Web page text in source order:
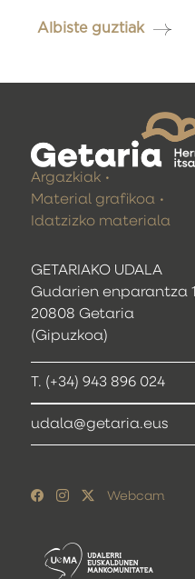
Albiste guztiak
GETARIAKO UDALA
Gudarien enparantza 1
20808 Getaria
(Gipuzkoa)
T. (+34) 943 896 024
udala@getaria.eus
Argazkiak
Material grafikoa
Idatzizko materiala
Webcam